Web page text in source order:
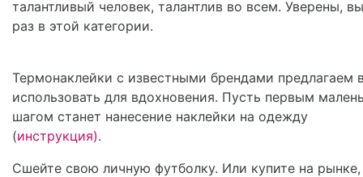
талантливый человек, талантлив во всем. Уверены,
раз в этой категории.
Термонаклейки с известными брендами предлагаем
использовать для вдохновения. Пусть первым
шагом станет нанесение наклейки на одежду
(инструкция).
Сшейте свою личную футболку. Или купите на